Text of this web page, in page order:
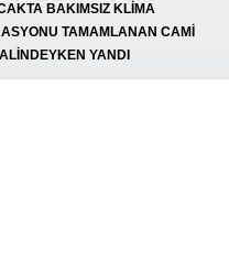
ŞEYTANIN EN ŞIK ELBİSESİ:
MAKYAVELİZM
NADİRE SÖNMEZ
KAYBETTİBAKIMSIZ KLİMA
NEDEN OLABİLİR
TAMAMLANAN CAMİ
AÇILDI
YANDI